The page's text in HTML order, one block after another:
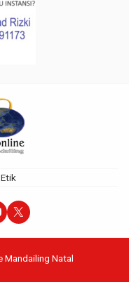
Mandailing Natal